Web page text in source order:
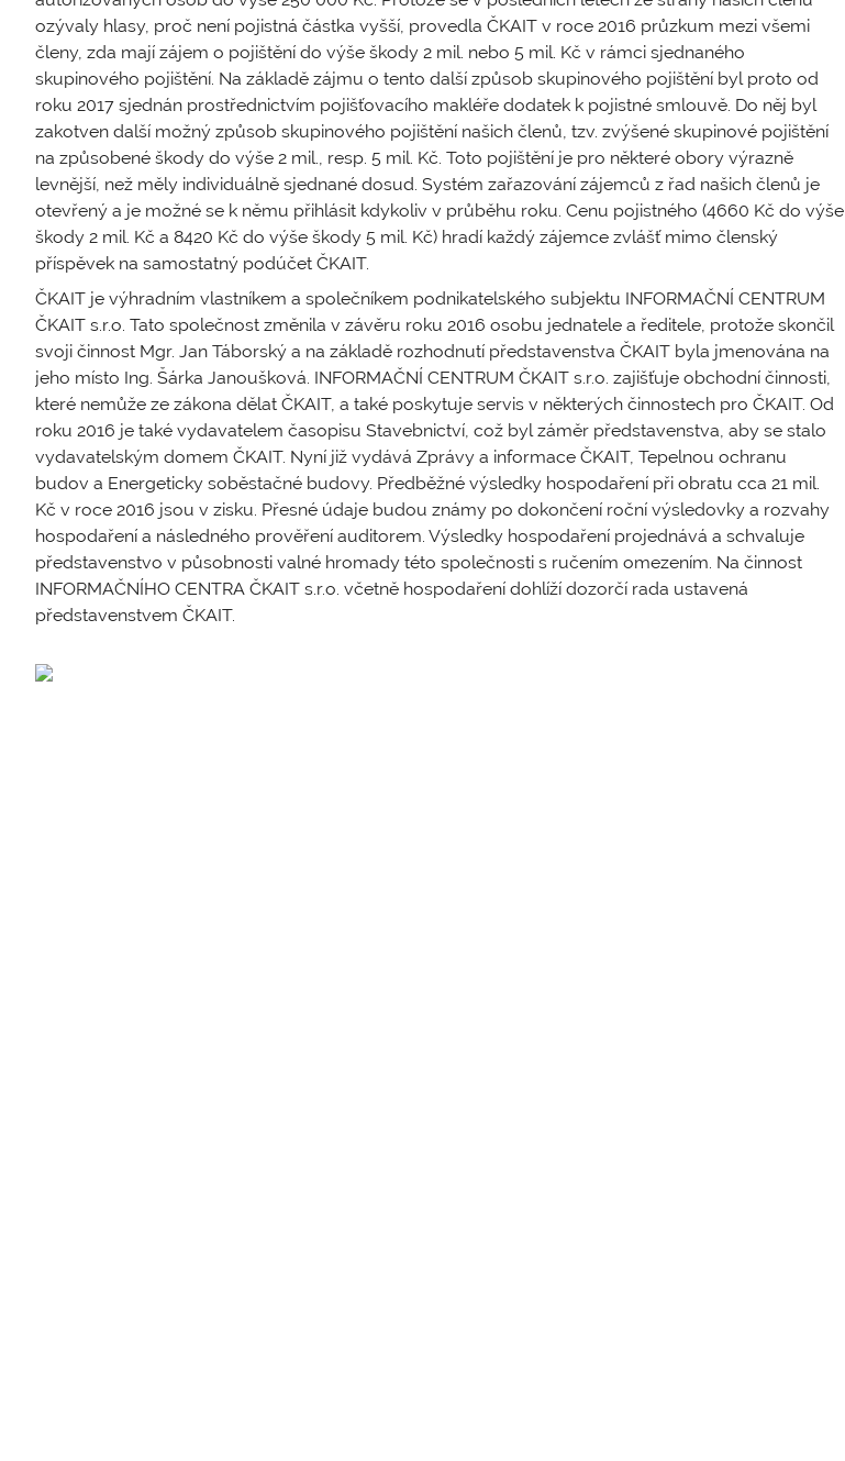
ozývaly hlasy, proč není pojistná částka vyšší, provedla ČKAIT v roce 2016 průzkum mezi všemi
členy, zda mají zájem o pojištění do výše škody 2 mil. nebo 5 mil. Kč v rámci sjednaného
skupinového pojištění. Na základě zájmu o tento další způsob skupinového pojištění byl proto od
roku 2017 sjednán prostřednictvím pojišťovacího makléře dodatek k pojistné smlouvě. Do něj byl
zakotven další možný způsob skupinového pojištění našich členů, tzv. zvýšené skupinové pojištění
na způsobené škody do výše 2 mil., resp. 5 mil. Kč. Toto pojištění je pro některé obory výrazně
levnější, než měly individuálně sjednané dosud. Systém zařazování zájemců z řad našich členů je
otevřený a je možné se k němu přihlásit kdykoliv v průběhu roku. Cenu pojistného (4660 Kč do výše
škody 2 mil. Kč a 8420 Kč do výše škody 5 mil. Kč) hradí každý zájemce zvlášť mimo členský
příspěvek na samostatný podúčet ČKAIT.
ČKAIT je výhradním vlastníkem a společníkem podnikatelského subjektu INFORMAČNÍ CENTRUM
ČKAIT s.r.o. Tato společnost změnila v závěru roku 2016 osobu jednatele a ředitele, protože skončil
svoji činnost Mgr. Jan Táborský a na základě rozhodnutí představenstva ČKAIT byla jmenována na
jeho místo Ing. Šárka Janoušková. INFORMAČNÍ CENTRUM ČKAIT s.r.o. zajišťuje obchodní činnosti,
které nemůže ze zákona dělat ČKAIT, a také poskytuje servis v některých činnostech pro ČKAIT. Od
roku 2016 je také vydavatelem časopisu Stavebnictví, což byl záměr představenstva, aby se stalo
vydavatelským domem ČKAIT. Nyní již vydává Zprávy a informace ČKAIT, Tepelnou ochranu
budov a Energeticky soběstačné budovy. Předběžné výsledky hospodaření při obratu cca 21 mil.
Kč v roce 2016 jsou v zisku. Přesné údaje budou známy po dokončení roční výsledovky a rozvahy
hospodaření a následného prověření auditorem. Výsledky hospodaření projednává a schvaluje
představenstvo v působnosti valné hromady této společnosti s ručením omezením. Na činnost
INFORMAČNÍHO CENTRA ČKAIT s.r.o. včetně hospodaření dohlíží dozorčí rada ustavená
představenstvem ČKAIT.